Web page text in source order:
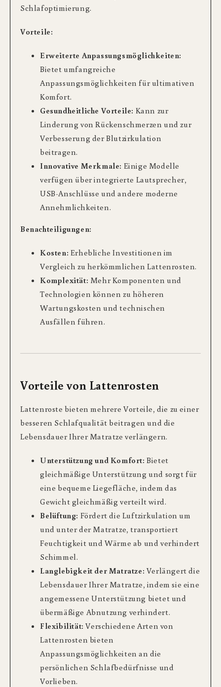
Schlafoptimierung.
Vorteile:
Erweiterte Anpassungsmöglichkeiten:
Bietet umfangreiche
Anpassungsmöglichkeiten für ultimativen
Komfort.
Gesundheitliche Vorteile: Kann zur
Linderung von Rückenschmerzen und zur
Verbesserung der Blutzirkulation
beitragen.
Innovative Merkmale: Einige Modelle
verfügen über integrierte Lautsprecher,
USB-Anschlüsse und andere moderne
Annehmlichkeiten.
Benachteiligungen:
Kosten: Erhebliche Investitionen im
Vergleich zu herkömmlichen Lattenrosten.
Komplexität: Mehr Komponenten und
Technologien können zu höheren
Wartungskosten und technischen
Ausfällen führen.
Vorteile von Lattenrosten
Lattenroste bieten mehrere Vorteile, die zu einer
besseren Schlafqualität beitragen und die
Lebensdauer Ihrer Matratze verlängern.
Unterstützung und Komfort: Bietet
gleichmäßige Unterstützung und sorgt für
eine bequeme Liegefläche, indem das
Gewicht gleichmäßig verteilt wird.
Belüftung: Fördert die Luftzirkulation um
und unter der Matratze, transportiert
Feuchtigkeit und Wärme ab und verhindert
Schimmel.
Langlebigkeit der Matratze: Verlängert die
Lebensdauer Ihrer Matratze, indem sie eine
angemessene Unterstützung bietet und
übermäßige Abnutzung verhindert.
Flexibilität: Verschiedene Arten von
Lattenrosten bieten
Anpassungsmöglichkeiten an die
persönlichen Schlafbedürfnisse und
Vorlieben.